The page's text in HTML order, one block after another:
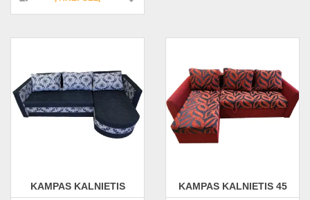
KAMPAS KALNIETIS KAMPAS KALNIETIS 45